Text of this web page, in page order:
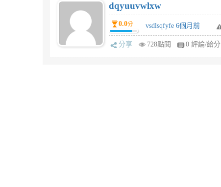
dqyuuvwlxw
0.0分 vsdlsqfyfe 6個月前
分享 728點閱 0 評論/給分